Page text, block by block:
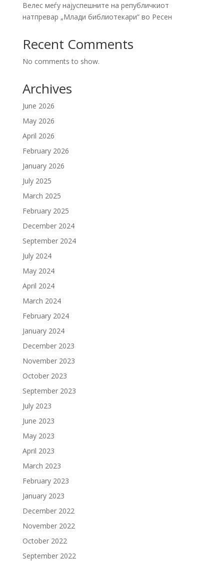
Велес меѓу најуспешните на републичкиот
натпревар „Млади библиотекари“ во Ресен
Recent Comments
No comments to show.
Archives
June 2026
May 2026
April 2026
February 2026
January 2026
July 2025
March 2025
February 2025
December 2024
September 2024
July 2024
May 2024
April 2024
March 2024
February 2024
January 2024
December 2023
November 2023
October 2023
September 2023
July 2023
June 2023
May 2023
April 2023
March 2023
February 2023
January 2023
December 2022
November 2022
October 2022
September 2022